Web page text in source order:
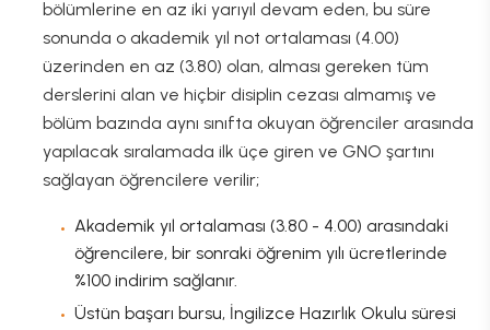
bölümlerine en az iki yarıyıl devam eden, bu süre
sonunda o akademik yıl not ortalaması (4.00)
üzerinden en az (3.80) olan, alması gereken tüm
derslerini alan ve hiçbir disiplin cezası almamış ve
bölüm bazında aynı sınıfta okuyan öğrenciler arasında
yapılacak sıralamada ilk üçe giren ve GNO şartını
sağlayan öğrencilere verilir;
Akademik yıl ortalaması (3.80 - 4.00) arasındaki
öğrencilere, bir sonraki öğrenim yılı ücretlerinde
%100 indirim sağlanır.
Üstün başarı bursu, İngilizce Hazırlık Okulu süresi